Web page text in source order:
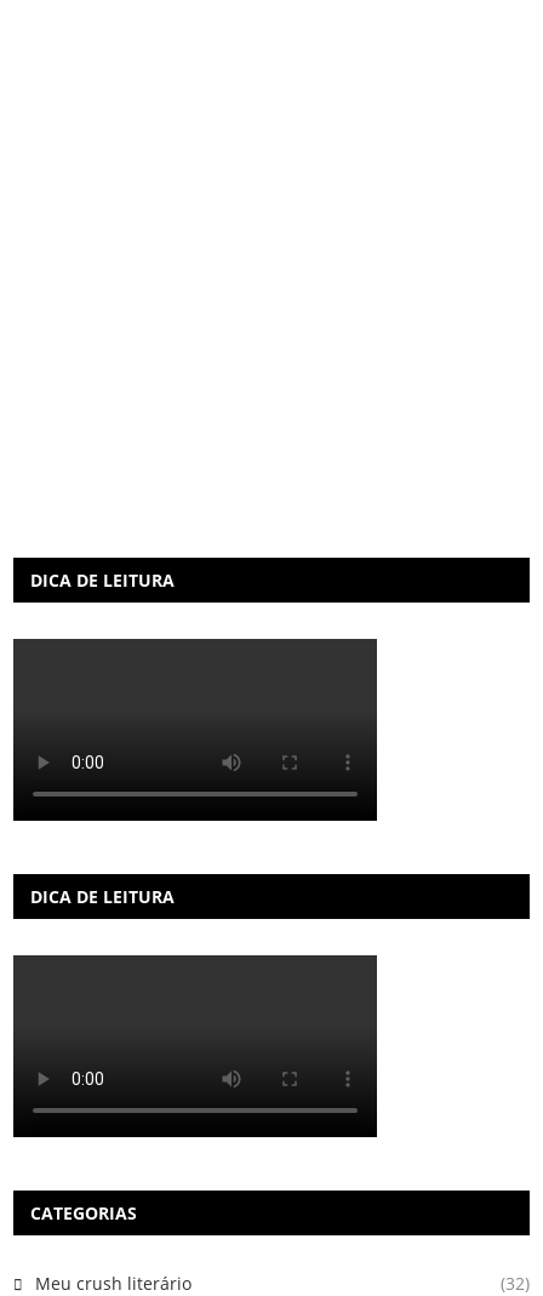
DICA DE LEITURA
DICA DE LEITURA
CATEGORIAS
Meu crush literário (32)